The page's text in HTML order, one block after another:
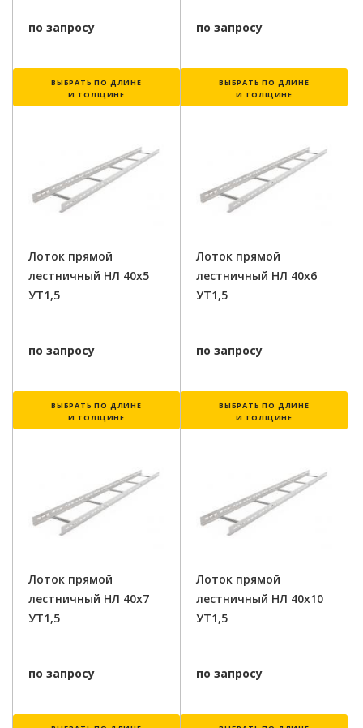
по запросу
ВЫБРАТЬ ПО ДЛИНЕ
И ТОЛЩИНЕ
по запросу
ВЫБРАТЬ ПО ДЛИНЕ
И ТОЛЩИНЕ
Лоток прямой
лестничный НЛ 40х5
УТ1,5
по запросу
ВЫБРАТЬ ПО ДЛИНЕ
И ТОЛЩИНЕ
Лоток прямой
лестничный НЛ 40х6
УТ1,5
по запросу
ВЫБРАТЬ ПО ДЛИНЕ
И ТОЛЩИНЕ
Лоток прямой
лестничный НЛ 40х7
УТ1,5
по запросу
Лоток прямой
лестничный НЛ 40х10
УТ1,5
по запросу